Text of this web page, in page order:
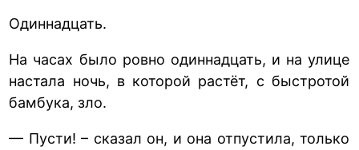
Одиннадцать.
На часах было ровно одиннадцать, и на улице
настала ночь, в которой растёт, с быстротой
бамбука, зло.
— Пусти! – сказал он, и она отпустила, только